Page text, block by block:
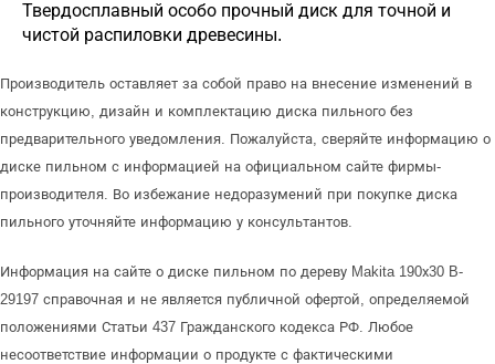
Твердосплавный особо прочный диск для точной и
чистой распиловки древесины.
Производитель оставляет за собой право на внесение изменений в
конструкцию, дизайн и комплектацию диска пильного без
предварительного уведомления. Пожалуйста, сверяйте информацию о
диске пильном с информацией на официальном сайте фирмы-
производителя. Во избежание недоразумений при покупке диска
пильного уточняйте информацию у консультантов.
Информация на сайте о диске пильном по дереву Makita 190х30 B-
29197 справочная и не является публичной офертой, определяемой
положениями Статьи 437 Гражданского кодекса РФ. Любое
несоответствие информации о продукте с фактическими